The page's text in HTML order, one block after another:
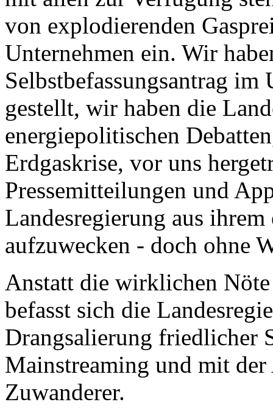
von explodierenden
Unternehmen ein. Wir
Selbstbefassungsantrag im
gestellt, wir haben die
energiepolitischen
Erdgaskrise, vor uns
Pressemitteilungen und
Landesregierung aus
aufzuwecken - doch ohne
Anstatt die wirklichen
befasst sich die
Drangsalierung friedlicher
Mainstreaming und mit
Zuwanderer.